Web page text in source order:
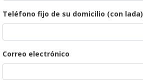
Teléfono fijo de su domicilio (con lada)
Correo electrónico